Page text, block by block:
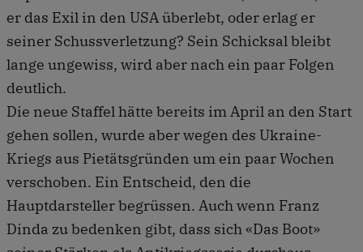
er das Exil in den USA überlebt, oder erlag er
seiner Schussverletzung? Sein Schicksal bleibt
lange ungewiss, wird aber nach ein paar Folgen
deutlich.
Die neue Staffel hätte bereits im April an den Start
gehen sollen, wurde aber wegen des Ukraine-
Kriegs aus Pietätsgründen um ein paar Wochen
verschoben. Ein Entscheid, den die
Hauptdarsteller begrüssen. Auch wenn Franz
Dinda zu bedenken gibt, dass sich «Das Boot»